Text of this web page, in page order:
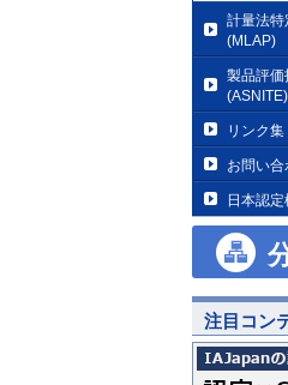
計量法特
(MLAP)
製品評価
(ASNITE)
リンク集
お問い合
日本認定
注目コン